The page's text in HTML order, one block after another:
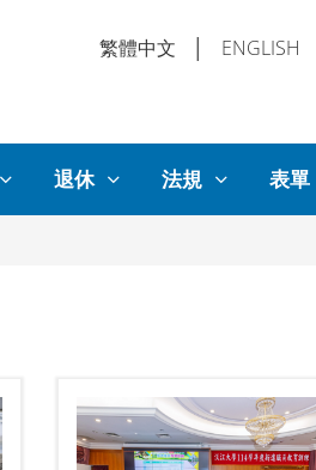
繁體中文 ENGLISH
退休 法規 表單